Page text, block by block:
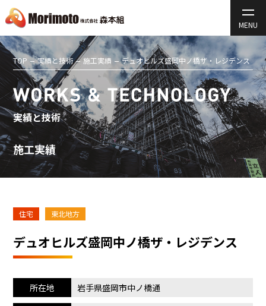
TOP 実績と技術 施工実績 デュオヒルズ盛岡中ノ橋ザ・レジデンス
実績と技術
施工実績
住宅 東北地方
デュオヒルズ盛岡中ノ橋ザ・レジデンス
所在地 岩手県盛岡市中ノ橋通